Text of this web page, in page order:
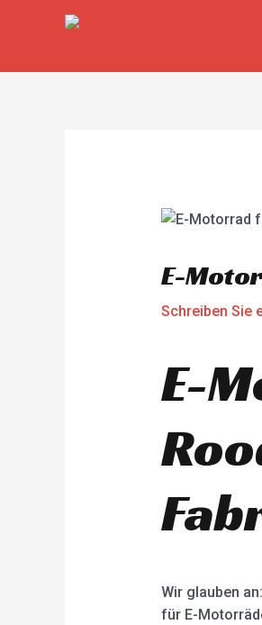
E-
Schreiben Sie
E-
Wir glauben
für E-
Beitragsnavigation